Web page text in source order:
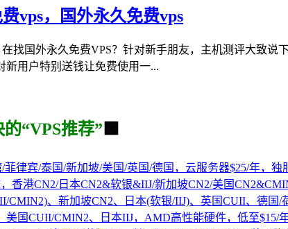
vps，国外永久免费vps
找国外永久免费VPS？针对新手朋友，主机测评大致
新用户特别送钱让免费使用一...
“VPS推荐” 🟩
菲律宾/泰国/新加坡/美国/英国/德国，云服务器$25/年，独
，香港CN2/日本CN2&软银&IIJ/新加坡CN2/美国
CMIN2)、新加坡CN2、日本(软银/IIJ)、英国CUII、德国/
美国CUII/CMIN2、日本IIJ，AMD高性能硬件，低至$15/